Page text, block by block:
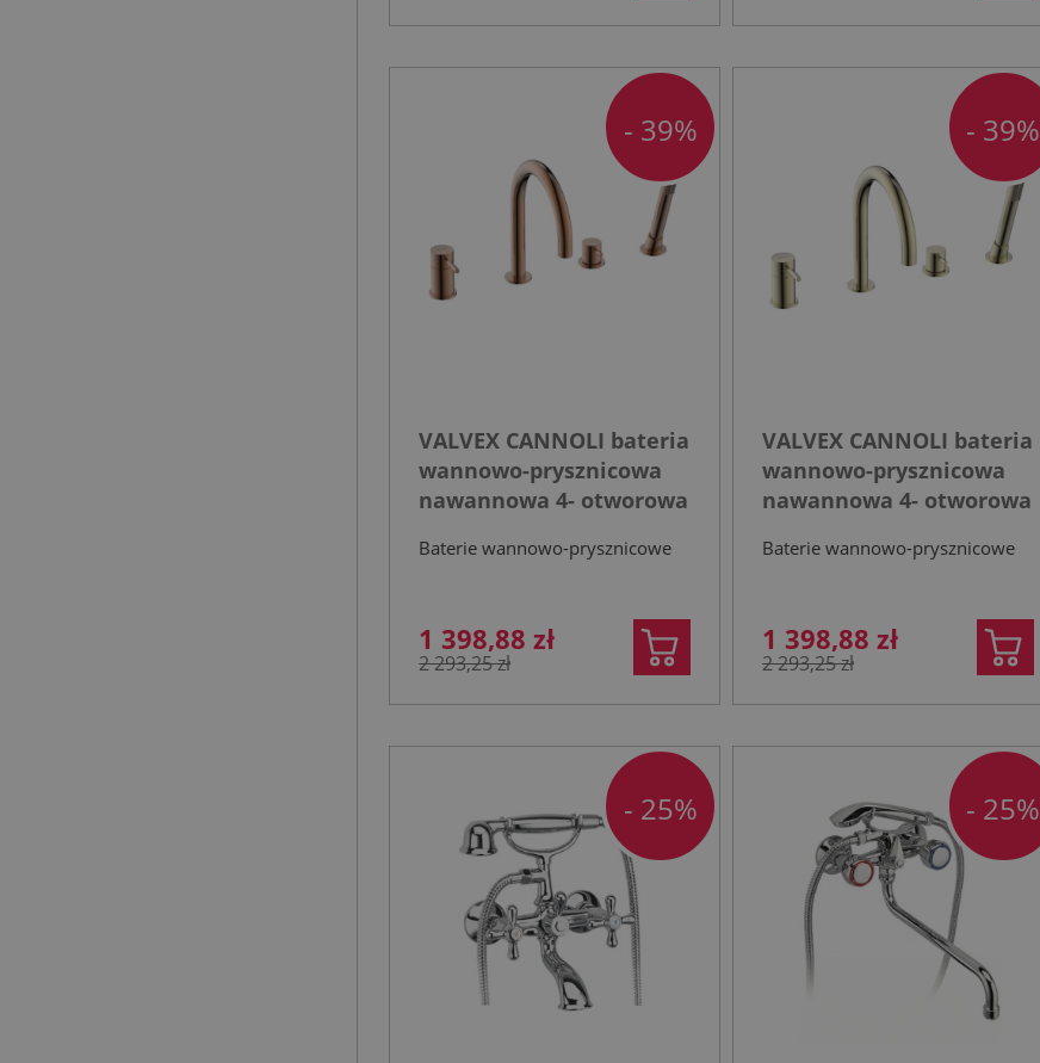
VALVEX CANNOLI bateria
wannowo-prysznicowa
nawannowa 4- otworowa
Baterie wannowo-prysznicowe
1 398,88 zł
2 293,25 zł
- 39%
VALVEX CANNOLI bateria
wannowo-prysznicowa
nawannowa 4- otworowa
Baterie wannowo-prysznicowe
1 398,88 zł
2 293,25 zł
- 39%
- 25% - 25%